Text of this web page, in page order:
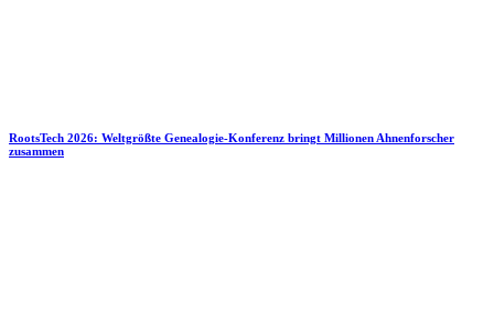
RootsTech 2026: Weltgrößte Genealogie-Konferenz bringt Millionen Ahnenforscher
zusammen